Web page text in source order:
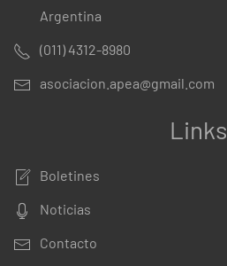
Argentina
(011) 4312-8980
asociacion.apea@gmail.com
Links
Boletines
Noticias
Contacto